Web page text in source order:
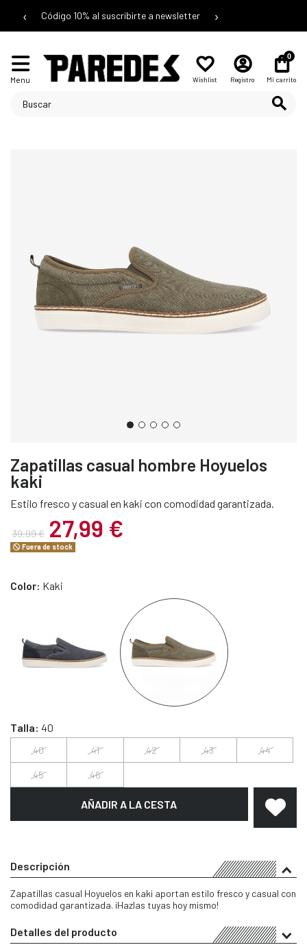
‹ Código 10% al suscribirte a newsletter ›
Menu Wishlist Registro
0
Mi carrito
Zapatillas casual hombre Hoyuelos
kaki
Estilo fresco y casual en kaki con comodidad garantizada.
39,99 € 27,99 €
Fuera de stock
Color: Kaki
Talla: 40
40 41 42 43 44
45 46
AÑADIR A LA CESTA
Descripción
Zapatillas casual Hoyuelos en kaki aportan estilo fresco y casual con
comodidad garantizada. ¡Hazlas tuyas hoy mismo!
Detalles del producto